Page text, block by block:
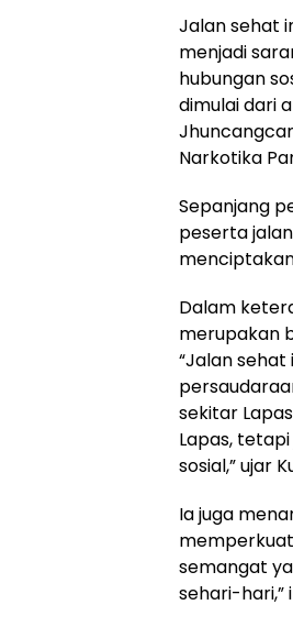
Jalan sehat
menjadi
hubungan
dimulai dari
Narkotika
Sepanjang
peserta
Dalam
merupakan
“Jalan
sekitar
Lapas,
sosial,” ujar
Ia juga
memperkuat
semangat
sehari-hari,”